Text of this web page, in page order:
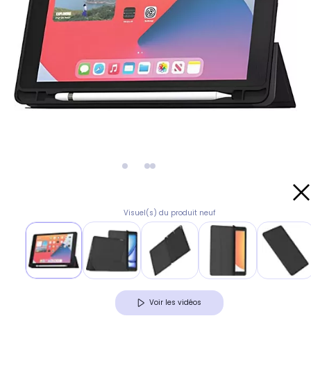
Visuel(s) du produit neuf
Voir les vidéos